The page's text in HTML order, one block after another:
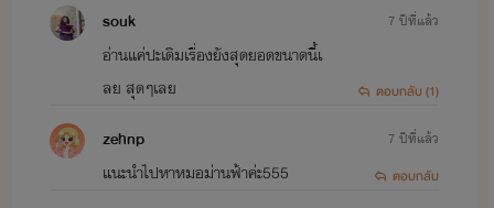
souk
อ่านแค่ปะเดิมเรื่องยังสุดยอดขนาดนี้เ
ลย สุดๆเลย
7 ปีที่แล้ว
ตอบกลับ (1)
zehnp
แนะนำไปหาหมอม่านฟ้าค่ะ555
7 ปีที่แล้ว
ตอบกลับ